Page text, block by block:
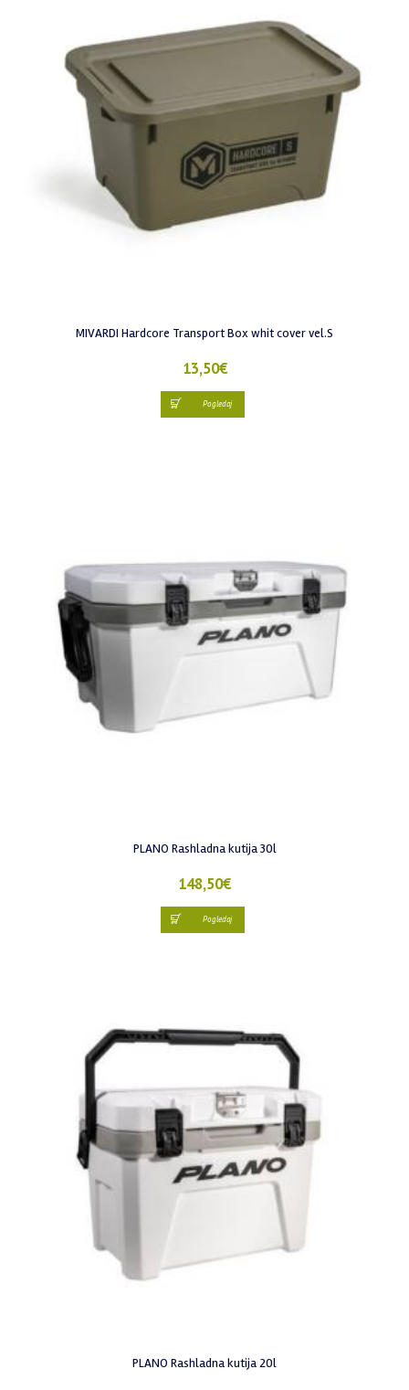
MIVARDI Hardcore Transport Box whit cover vel.S
13,50€
Pogledaj
PLANO Rashladna kutija 30l
148,50€
Pogledaj
PLANO Rashladna kutija 20l